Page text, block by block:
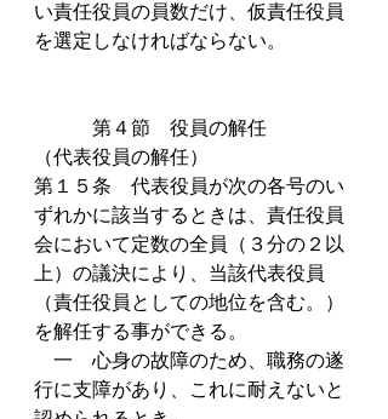
い責任役員の員数だけ、仮責任役員
を選定しなければならない。
第４節　役員の解任
（代表役員の解任）
第１５条　代表役員が次の各号のい
ずれかに該当するときは、責任役員
会において定数の全員（３分の２以
上）の議決により、当該代表役員
（責任役員としての地位を含む。）
を解任する事ができる。
一　心身の故障のため、職務の遂
行に支障があり、これに耐えないと